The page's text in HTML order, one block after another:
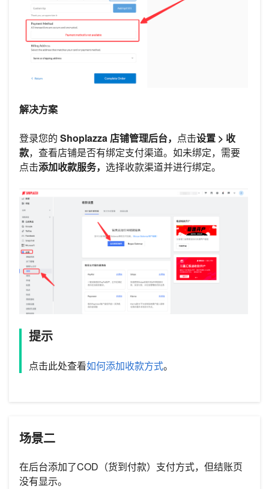
解决方案
登录您的 Shoplazza 店铺管理后台， 点击设置 > 收
款，查看店铺是否有绑定支付渠道。如未绑定，需要
点击添加收款服务， 选择收款渠道并进行绑定。
提示
点击此处查看如何添加收款方式。
场景二
在后台添加了COD（货到付款）支付方式，但结账页
没有显示。